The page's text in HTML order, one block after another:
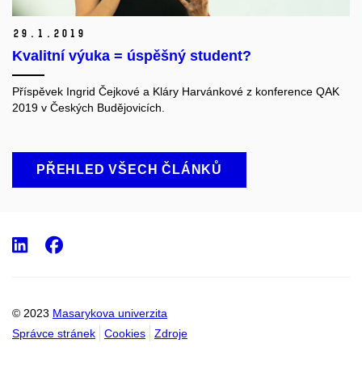
29. 1. 2019
Kvalitní výuka = úspěšný student?
Příspěvek Ingrid Čejkové a Kláry Harvánkové z konference QAK
2019 v Českých Budějovicích.
PŘEHLED VŠECH ČLÁNKŮ
© 2023 Masarykova univerzita
Správce stránek
Cookies Zdroje
LinkedIn
Facebook